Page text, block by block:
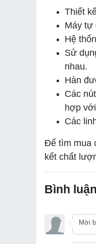
Thiết
Máy tự
Hệ
Sử
nhau.
Hàn
Các
hợp
Các
Để tìm mua
kết chất
Bình